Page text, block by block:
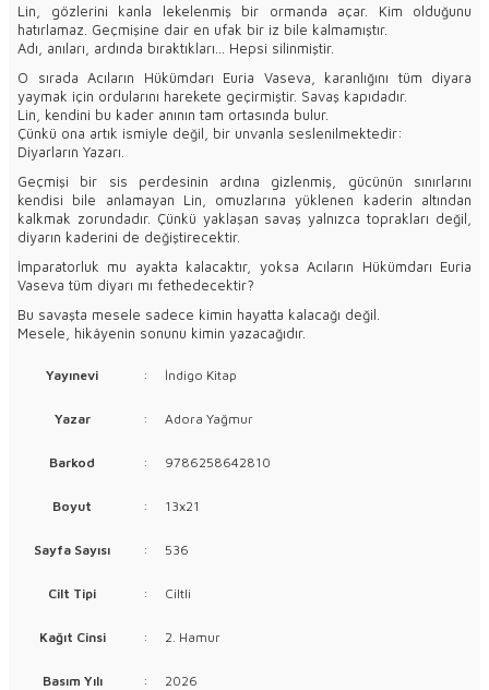
Lin, gözlerini kanla lekelenmiş bir ormanda açar. Kim olduğunu
hatırlamaz. Geçmişine dair en ufak bir iz bile kalmamıştır.
Adı, anıları, ardında bıraktıkları… Hepsi silinmiştir.
O sırada Acıların Hükümdarı Euria Vaseva, karanlığını tüm diyara
yaymak için ordularını harekete geçirmiştir. Savaş kapıdadır.
Lin, kendini bu kader anının tam ortasında bulur.
Çünkü ona artık ismiyle değil, bir unvanla seslenilmektedir:
Diyarların Yazarı.
Geçmişi bir sis perdesinin ardına gizlenmiş, gücünün sınırlarını
kendisi bile anlamayan Lin, omuzlarına yüklenen kaderin altından
kalkmak zorundadır. Çünkü yaklaşan savaş yalnızca toprakları değil,
diyarın kaderini de değiştirecektir.
İmparatorluk mu ayakta kalacaktır, yoksa Acıların Hükümdarı Euria
Vaseva tüm diyarı mı fethedecektir?
Bu savaşta mesele sadece kimin hayatta kalacağı değil.
Mesele, hikâyenin sonunu kimin yazacağıdır.
Yayınevi : İndigo Kitap
Yazar : Adora Yağmur
Barkod : 9786258642810
Boyut : 13x21
Sayfa Sayısı : 536
Cilt Tipi : Ciltli
Kağıt Cinsi : 2. Hamur
Basım Yılı : 2026